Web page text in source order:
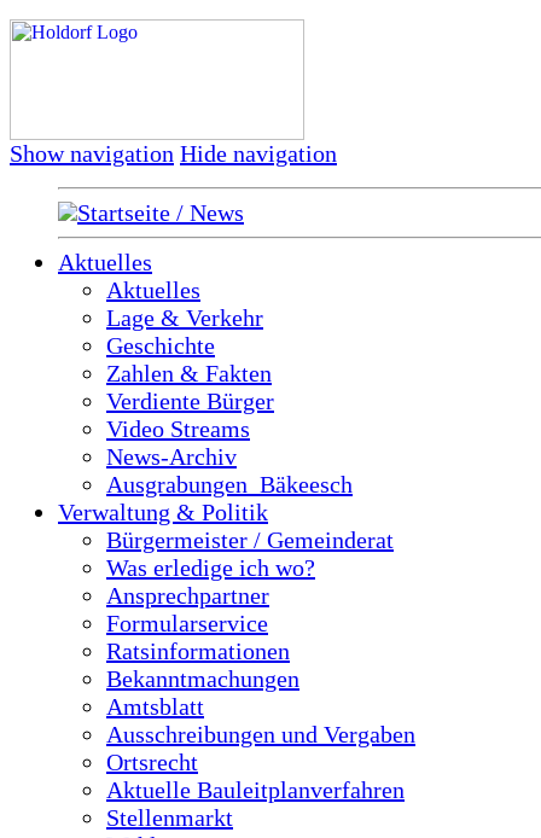
Show navigation Hide navigation
Startseite / News
Aktuelles
Aktuelles
Lage & Verkehr
Geschichte
Zahlen & Fakten
Verdiente Bürger
Video Streams
News-Archiv
Ausgrabungen_Bäkeesch
Verwaltung & Politik
Bürgermeister / Gemeinderat
Was erledige ich wo?
Ansprechpartner
Formularservice
Ratsinformationen
Bekanntmachungen
Amtsblatt
Ausschreibungen und Vergaben
Ortsrecht
Aktuelle Bauleitplanverfahren
Stellenmarkt